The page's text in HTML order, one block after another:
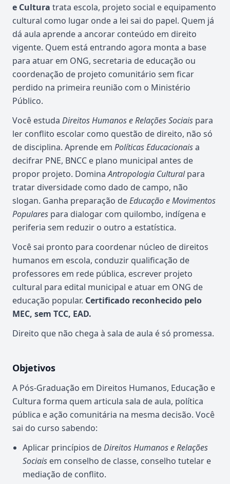
e Cultura trata escola, projeto social e equipamento
cultural como lugar onde a lei sai do papel. Quem já
dá aula aprende a ancorar conteúdo em direito
vigente. Quem está entrando agora monta a base
para atuar em ONG, secretaria de educação ou
coordenação de projeto comunitário sem ficar
perdido na primeira reunião com o Ministério
Público.
Você estuda Direitos Humanos e Relações Sociais para
ler conflito escolar como questão de direito, não só
de disciplina. Aprende em Políticas Educacionaisa
decifrar PNE, BNCC e plano municipal antes de
propor projeto. DominaAntropologia Culturalpara
tratar diversidade como dado de campo, não
slogan. Ganha preparação deEducação e Movimentos
Populares para dialogar com quilombo, indígena e
periferia sem reduzir o outro a estatística.
Você sai pronto para coordenar núcleo de direitos
humanos em escola, conduzir qualificação de
professores em rede pública, escrever projeto
cultural para edital municipal e atuar em ONG de
educação popular. Certificado reconhecido pelo
MEC, sem TCC, EAD.
Direito que não chega à sala de aula é só promessa.
Objetivos
A Pós-Graduação em Direitos Humanos, Educação e
Cultura forma quem articula sala de aula, política
pública e ação comunitária na mesma decisão. Você
sai do curso sabendo:
Aplicar princípios deDireitos Humanos e Relações
Sociais em conselho de classe, conselho tutelar e
mediação de conflito.